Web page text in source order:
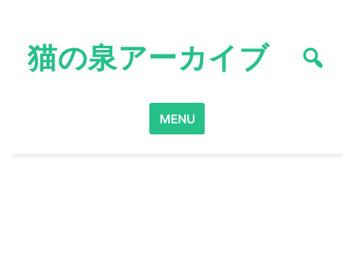
content猫の泉アーカイブ
Search
for:
MENU